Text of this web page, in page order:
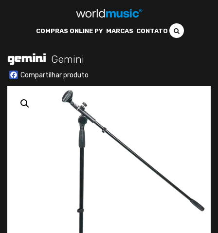
COMPRAS ONLINE PY MARCAS CONTATO
Gemini
Facebook